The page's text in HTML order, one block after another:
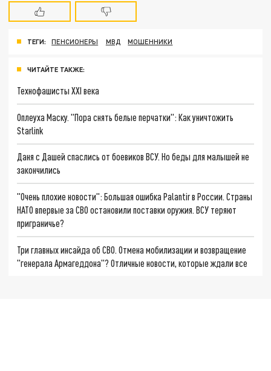
ТЕГИ: ПЕНСИОНЕРЫ МВД МОШЕННИКИ
ЧИТАЙТЕ ТАКЖЕ:
Технофашисты XXI века
Оплеуха Маску. "Пора снять белые перчатки": Как уничтожить
Starlink
Даня с Дашей спаслись от боевиков ВСУ. Но беды для малышей не
закончились
"Очень плохие новости": Большая ошибка Palantir в России. Страны
НАТО впервые за СВО остановили поставки оружия. ВСУ теряют
приграничье?
Три главных инсайда об СВО. Отмена мобилизации и возвращение
"генерала Армагеддона"? Отличные новости, которые ждали все